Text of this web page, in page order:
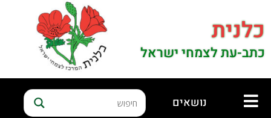
כלנית
כתב-עת לצמחי ישראל
נושאים